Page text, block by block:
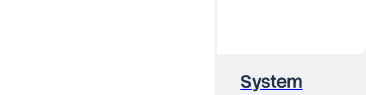
System